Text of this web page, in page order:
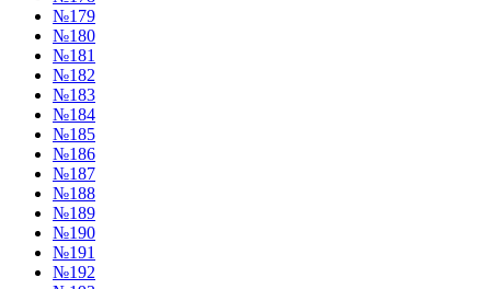
№179
№180
№181
№182
№183
№184
№185
№186
№187
№188
№189
№190
№191
№192